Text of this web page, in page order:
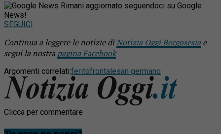
Rimani aggiornato seguendoci su Google
News!
SEGUICI
Continua a leggere le notizie diNotizia Oggi Borgosesia e
segui la nostra pagina Facebook
Argomenti correlati:feritofrontalesan germano
Clicca per commentare